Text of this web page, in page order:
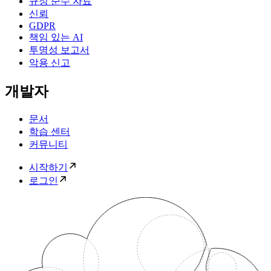
신뢰
GDPR
책임 있는 AI
투명성 보고서
악용 신고
개발자
문서
학습 센터
커뮤니티
시작하기
로그인